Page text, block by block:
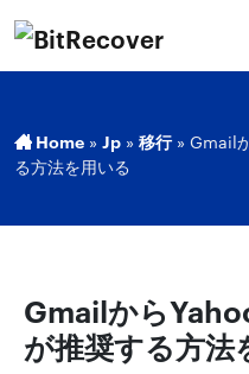
Home » Jp » 移行 » Gmail
る方法を用いる
Gmailから
が推奨する方法